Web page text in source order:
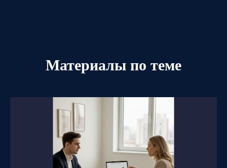
Материалы по теме